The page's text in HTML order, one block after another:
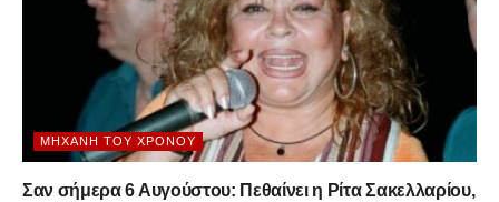
ΜΗΧΑΝΉ ΤΟΥ ΧΡΌΝΟΥ
Σαν σήμερα 6 Αυγούστου: Πεθαίνει η Ρίτα Σακελλαρίου,